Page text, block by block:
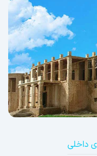
با بافت پلکانی
گیاهان و جانوران
بیماران
جوشان در دل
چشم‌انداز دریا
داخلی